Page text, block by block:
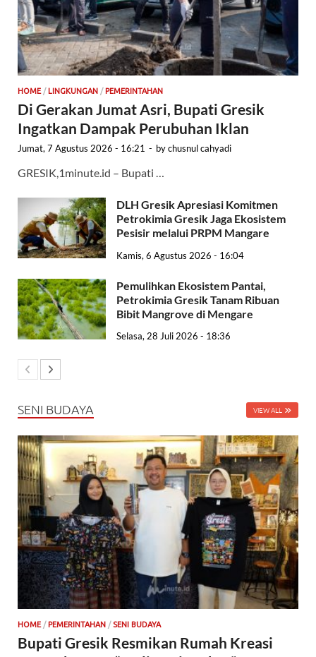
HOME / LINGKUNGAN / PEMERINTAHAN
Di Gerakan Jumat Asri, Bupati Gresik
Ingatkan Dampak Perubuhan Iklan
Jumat, 7 Agustus 2026 - 16:21 - bychusnul cahyadi
GRESIK,1minute.id – Bupati …
DLH Gresik Apresiasi Komitmen
Petrokimia Gresik Jaga Ekosistem
Pesisir melalui PRPM Mangare
Kamis, 6 Agustus 2026 - 16:04
Pemulihkan Ekosistem Pantai,
Petrokimia Gresik Tanam Ribuan
Bibit Mangrove di Mengare
Selasa, 28 Juli 2026 - 18:36
SENI BUDAYA VIEW ALL
HOME / PEMERINTAHAN / SENI BUDAYA
Bupati Gresik Resmikan Rumah Kreasi